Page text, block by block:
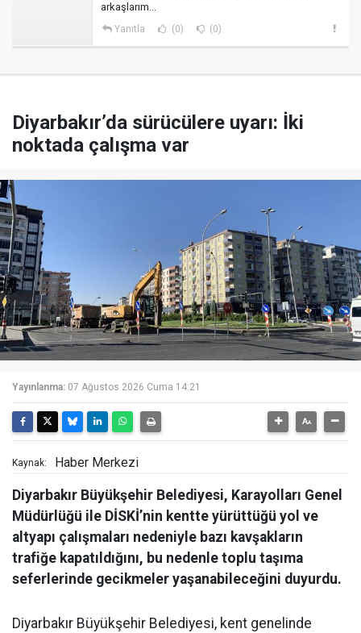
arkaşlarım...
Yanıtla (0) (0)
Diyarbakır’da sürücülere uyarı: İki
noktada çalışma var
Yayınlanma: 07 Ağustos 2026 Cuma 14:21
Kaynak: Haber Merkezi
Diyarbakır Büyükşehir Belediyesi, Karayolları Genel
Müdürlüğü ile DİSKİ’nin kentte yürüttüğü yol ve
altyapı çalışmaları nedeniyle bazı kavşakların
trafiğe kapatıldığını, bu nedenle toplu taşıma
seferlerinde gecikmeler yaşanabileceğini duyurdu.
Diyarbakır Büyükşehir Belediyesi, kent genelinde